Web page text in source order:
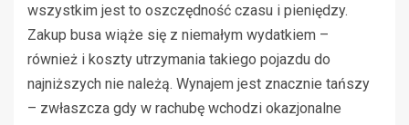
wszystkim jest to oszczędność czasu i pieniędzy.
Zakup busa wiąże się z niemałym wydatkiem –
również i koszty utrzymania takiego pojazdu do
najniższych nie należą. Wynajem jest znacznie tańszy
– zwłaszcza gdy w rachubę wchodzi okazjonalne